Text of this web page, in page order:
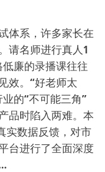
体系，许多家长在
请名师进行真人1
廉的录播课往往
效。“好老师太
的“不可能三角”
品时陷入两难。本
实数据反馈，对市
台进行了全面深度